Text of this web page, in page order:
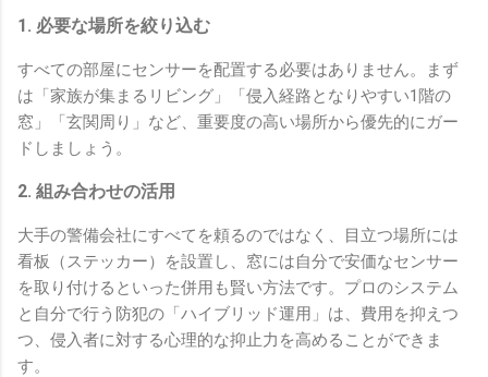
1. 必要な場所を絞り込む
すべての部屋にセンサーを配置する必要はありません。まず
は「家族が集まるリビング」「侵入経路となりやすい1階の
窓」「玄関周り」など、重要度の高い場所から優先的にガー
ドしましょう。
2. 組み合わせの活用
大手の警備会社にすべてを頼るのではなく、目立つ場所には
看板（ステッカー）を設置し、窓には自分で安価なセンサー
を取り付けるといった併用も賢い方法です。プロのシステム
と自分で行う防犯の「ハイブリッド運用」は、費用を抑えつ
つ、侵入者に対する心理的な抑止力を高めることができま
す。